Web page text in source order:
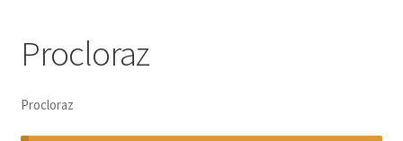
Produse BIO
Igienă publică
Procloraz
Procloraz